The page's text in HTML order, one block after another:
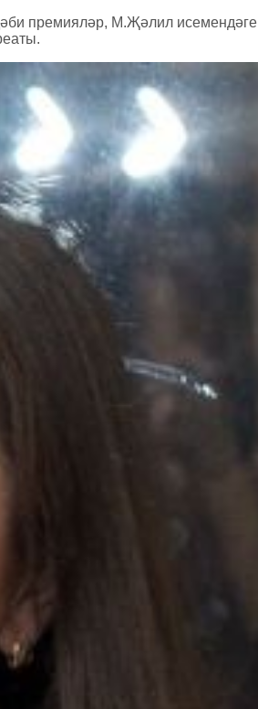
премияләр, М.Җәлил исемендәге